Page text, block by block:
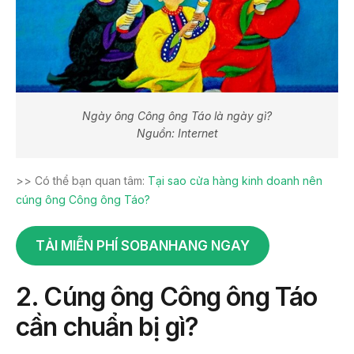
Ngày ông Công ông Táo là ngày gì?
Nguồn: Internet
>> Có thể bạn quan tâm: Tại sao cửa hàng kinh doanh nên
cúng ông Công ông Táo?
TẢI MIỄN PHÍ SOBANHANG NGAY
2. Cúng ông Công ông Táo
cần chuẩn bị gì?